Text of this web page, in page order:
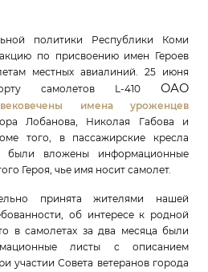
политики Республики Коми
по присвоению имен Героев
местных авиалиний. 25 июня
самолетов L-410 ОАО
имена уроженцев
Лобанова, Николая Габова и
того, в пассажирские кресла
были вложены информационные
Героя, чье имя носит самолет.
принята жителями нашей
об интересе к родной
в самолетах за два месяца были
листы с описанием
участии Совета ветеранов города